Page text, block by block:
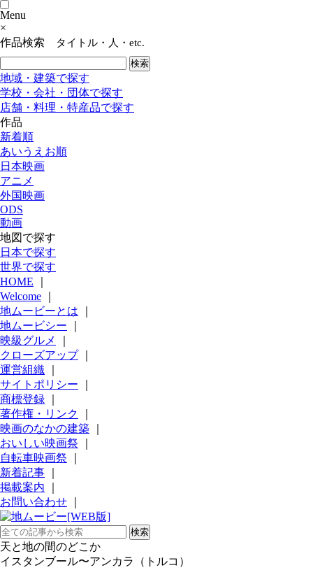
Menu
×
作品検索
タイトル・人・etc.
地域・建築で探す
学校・会社・団体で探す
店舗・料理・特産品で探す
作品
新着順
あいうえお順
日本映画
アニメ
外国映画
ODS
動画
地図で探す
日本で探す
世界で探す
HOME
Welcome
地ムービーとは
地ムービシー
映級グルメ
クローズアップ｜
運営組織
サイトポリシー
商標登録
著作権・リンク
映画のなかの建築
おいしい映画祭
自転車映画祭
新着記事
掲載案内
お問い合わせ
天と地の間のどこか
イスタンブール〜アンカラ（トルコ）